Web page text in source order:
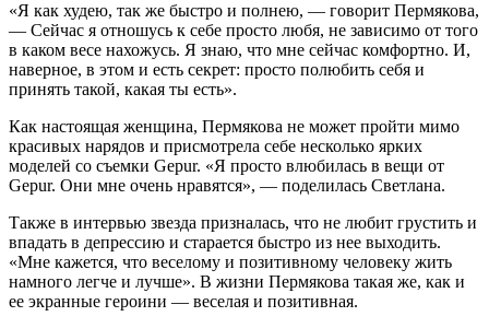
«Я как худею, так же быстро и полнею, — говорит Пермякова,
— Сейчас я отношусь к себе просто любя, не зависимо от того
в каком весе нахожусь. Я знаю, что мне сейчас комфортно. И,
наверное, в этом и есть секрет: просто полюбить себя и
принять такой, какая ты есть».
Как настоящая женщина, Пермякова не может пройти мимо
красивых нарядов и присмотрела себе несколько ярких
моделей со съемки Gepur. «Я просто влюбилась в вещи от
Gepur. Они мне очень нравятся», — поделилась Светлана.
Также в интервью звезда призналась, что не любит грустить и
впадать в депрессию и старается быстро из нее выходить.
«Мне кажется, что веселому и позитивному человеку жить
намного легче и лучше». В жизни Пермякова такая же, как и
ее экранные героини — веселая и позитивная.